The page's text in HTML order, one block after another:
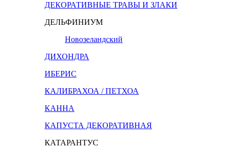
ДЕКОРАТИВНЫЕ ТРАВЫ И ЗЛАКИ
ДЕЛЬФИНИУМ
Новозеландский
ДИХОНДРА
ИБЕРИС
КАЛИБРАХОА / ПЕТХОА
КАННА
КАПУСТА ДЕКОРАТИВНАЯ
КАТАРАНТУС